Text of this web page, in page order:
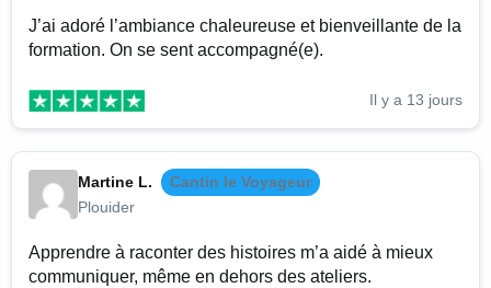
J’ai adoré l’ambiance chaleureuse et bienveillante de la
formation. On se sent accompagné(e).
Il y a 13 jours
Martine L.
Cantin le Voyageur
Plouider
Apprendre à raconter des histoires m’a aidé à mieux
communiquer, même en dehors des ateliers.